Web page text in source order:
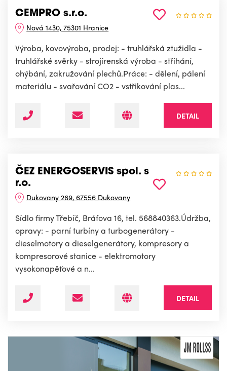
CEMPRO s.r.o.
Nová 1430, 75301 Hranice
Výroba, kovovýroba, prodej: - truhlářská ztužidla -
truhlářské svěrky - strojírenská výroba - stříhání,
ohýbání, zakružování plechů.Práce: - dělení, pálení
materiálu - svařování CO2 - vstřikování plas...
DETAIL
ČEZ ENERGOSERVIS spol. s
r.o.
Dukovany 269, 67556 Dukovany
Sídlo firmy Třebíč, Bráfova 16, tel. 568840363.Údržba,
opravy: - parní turbíny a turbogenerátory -
dieselmotory a dieselgenerátory, kompresory a
kompresorové stanice - elektromotory
vysokonapěťové a n...
DETAIL